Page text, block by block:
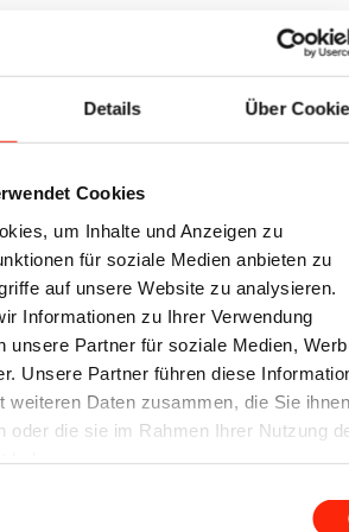
Details Über
Cookies
um Inhalte und Anzeigen zu
für soziale Medien anbieten zu
auf unsere Website zu analysieren.
Informationen zu Ihrer Verwendung
unsere Partner für soziale Medien,
Unsere Partner führen diese
weiteren Daten zusammen, die Sie ihnen
oder die sie im Rahmen Ihrer Nutzung
unser Online-Angebot ausschließlich an
§ 14 BGB oder Behörden richtet. Alle im
zzgl. 19% MwSt.
Zu unserem